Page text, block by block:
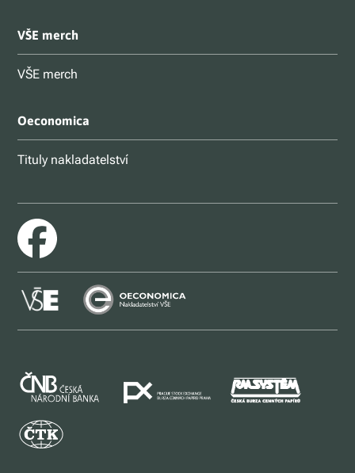
VŠE merch
VŠE merch
Oeconomica
Tituly nakladatelství